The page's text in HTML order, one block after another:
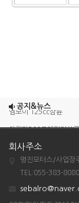
공지&뉴스
엠보이 125cc삼륜
아킬라300트레일러삼륜
아킬라300 삼륜
시티밴승용배달용
회사주소
명진모터스/사업장
TEL:055-383-